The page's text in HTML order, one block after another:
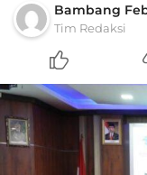
Bambang
Tim Redaksi